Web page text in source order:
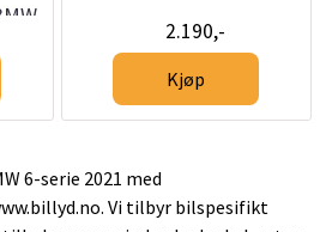
2.190,-
Kjøp
6-serie 2021 med
Vi tilbyr bilspesifikt